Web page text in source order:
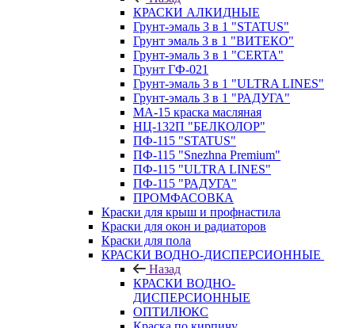
КРАСКИ АЛКИДНЫЕ
Грунт-эмаль 3 в 1 "STATUS"
Грунт эмаль 3 в 1 "ВИТЕКО"
Грунт-эмаль 3 в 1 "CERTA"
Грунт ГФ-021
Грунт-эмаль 3 в 1 "ULTRA LINES"
Грунт-эмаль 3 в 1 "РАДУГА"
МА-15 краска масляная
НЦ-132П "БЕЛКОЛОР"
ПФ-115 "STATUS"
ПФ-115 "Snezhna Premium"
ПФ-115 "ULTRA LINES"
ПФ-115 "РАДУГА"
ПРОМФАСОВКА
Краски для крыш и профнастила
Краски для окон и радиаторов
Краски для пола
КРАСКИ ВОДНО-ДИСПЕРСИОННЫЕ
Назад
КРАСКИ ВОДНО-
ДИСПЕРСИОННЫЕ
ОПТИЛЮКС